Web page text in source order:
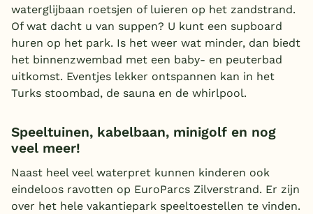
waterglijbaan roetsjen of luieren op het zandstrand.
Of wat dacht u van suppen? U kunt een supboard
huren op het park. Is het weer wat minder, dan biedt
het binnenzwembad met een baby- en peuterbad
uitkomst. Eventjes lekker ontspannen kan in het
Turks stoombad, de sauna en de whirlpool.
Speeltuinen, kabelbaan, minigolf en nog
veel meer!
Naast heel veel waterpret kunnen kinderen ook
eindeloos ravotten op EuroParcs Zilverstrand. Er zijn
over het hele vakantiepark speeltoestellen te vinden.